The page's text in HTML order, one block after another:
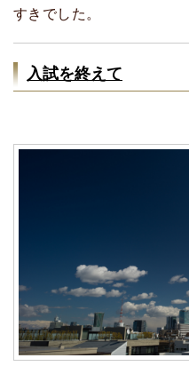
すきでした。
入試を終えて